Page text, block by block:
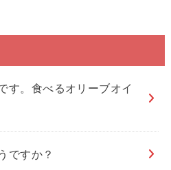
す。食べるオリーブオイ
ですか？